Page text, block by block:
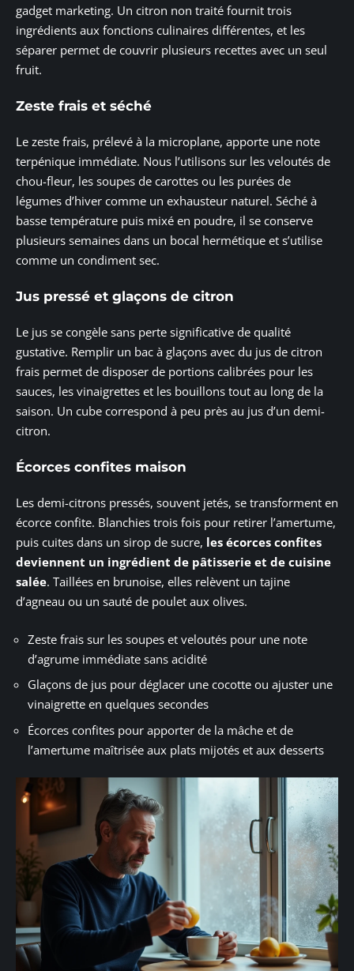
gadget marketing. Un citron non traité fournit trois
ingrédients aux fonctions culinaires différentes, et les
séparer permet de couvrir plusieurs recettes avec un seul
fruit.
Zeste frais et séché
Le zeste frais, prélevé à la microplane, apporte une note
terpénique immédiate. Nous l’utilisons sur les veloutés de
chou-fleur, les soupes de carottes ou les purées de
légumes d’hiver comme un exhausteur naturel. Séché à
basse température puis mixé en poudre, il se conserve
plusieurs semaines dans un bocal hermétique et s’utilise
comme un condiment sec.
Jus pressé et glaçons de citron
Le jus se congèle sans perte significative de qualité
gustative. Remplir un bac à glaçons avec du jus de citron
frais permet de disposer de portions calibrées pour les
sauces, les vinaigrettes et les bouillons tout au long de la
saison. Un cube correspond à peu près au jus d’un demi-
citron.
Écorces confites maison
Les demi-citrons pressés, souvent jetés, se transforment en
écorce confite. Blanchies trois fois pour retirer l’amertume,
puis cuites dans un sirop de sucre, les écorces confites
deviennent un ingrédient de pâtisserie et de cuisine
salée. Taillées en brunoise, elles relèvent un tajine
d’agneau ou un sauté de poulet aux olives.
Zeste frais sur les soupes et veloutés pour une note
d’agrume immédiate sans acidité
Glaçons de jus pour déglacer une cocotte ou ajuster une
vinaigrette en quelques secondes
Écorces confites pour apporter de la mâche et de
l’amertume maîtrisée aux plats mijotés et aux desserts